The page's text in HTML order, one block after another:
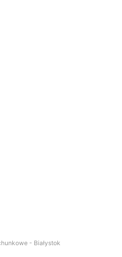
- Białystok